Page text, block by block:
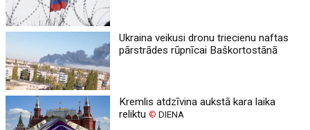
Ukraina veikusi dronu triecienu naftas
pārstrādes rūpnīcai Baškortostānā
Kremlis atdzīvina aukstā kara laika
reliktu© DIENA